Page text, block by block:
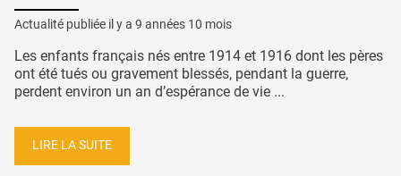
Actualité publiée il y a 9 années 10 mois
Les enfants français nés entre 1914 et 1916 dont les pères
ont été tués ou gravement blessés, pendant la guerre,
perdent environ un an d’espérance de vie ...
LIRE LA SUITE